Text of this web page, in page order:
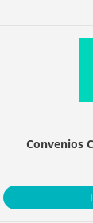
Convenios